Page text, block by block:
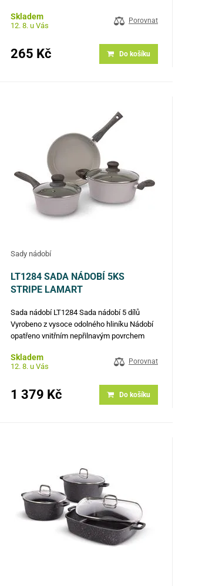
odolávají vysokým i nízkým teplotám Silné
borosilikátové sklo je odolnější proti…
Skladem
12. 8. u Vás
Porovnat
265 Kč Do košíku
Sady nádobí
LT1284 SADA NÁDOBÍ 5KS
STRIPE LAMART
Sada nádobí LT1284 Sada nádobí 5 dílů
Vyrobeno z vysoce odolného hliníku Nádobí
opatřeno vnitřním nepřilnavým povrchem
dnem a velmi elegantními úchyty pro větší
bezpečnost, funkčnost a pohodlí Poklice z…
Skladem
12. 8. u Vás
Porovnat
1 379 Kč Do košíku